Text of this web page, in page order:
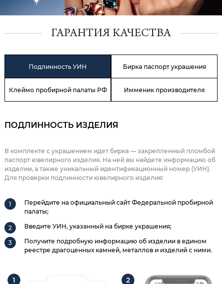
ГАРАНТИЯ КАЧЕСТВА
Подлинность УИН Бирка паспорт украшения
Клеймо пробирной палаты РФ Имменик производителя
ПОДЛИННОСТЬ ИЗДЕЛИЯ
В комплекте с украшением идет бирка — закрепленный пломбой
паспорт ювелирного изделия. На ней вы найдете информацию об
изделии, а также уникальный идентификационный номер (УИН).
Для проверки подлинности ювелирного изделия:
Перейдите на официальный сайт Федеральной пробирной
палаты;
Введите УИН, указанный на бирке украшения;
Получите подробную информацию об изделии в едином
реестре драгоценных камней, металлов и изделий с ними.